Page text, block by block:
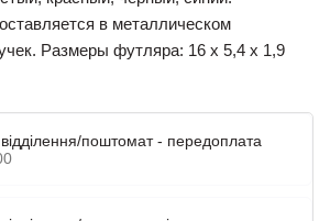
в металлическом
Размеры футляра: 16 x 5,4 x 1,9
компании или рекламный текст.
– это практичный подарок для
привлекающий внимание
поштомат - передоплата